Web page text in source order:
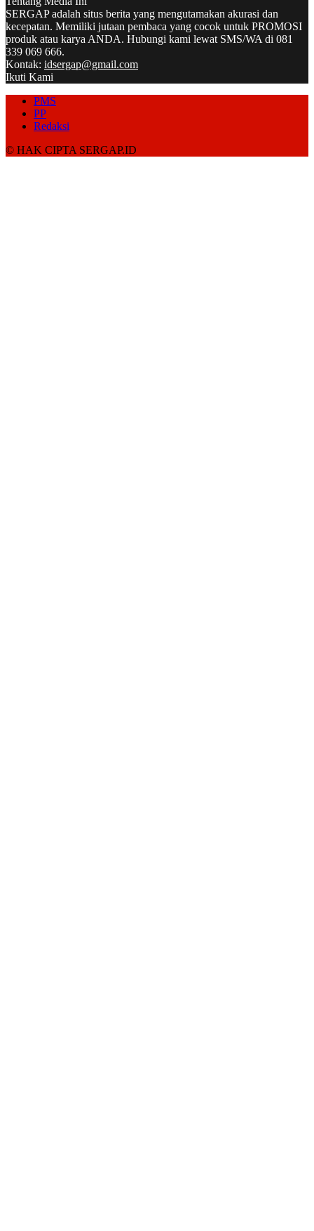
SERGAP adalah situs berita yang mengutamakan akurasi dan
kecepatan. Memiliki jutaan pembaca yang cocok untuk PROMOSI
produk atau karya ANDA. Hubungi kami lewat SMS/WA di 081
339 069 666.
Kontak: idsergap@gmail.com
Ikuti Kami
PMS
PP
Redaksi
© HAK CIPTA SERGAP.ID